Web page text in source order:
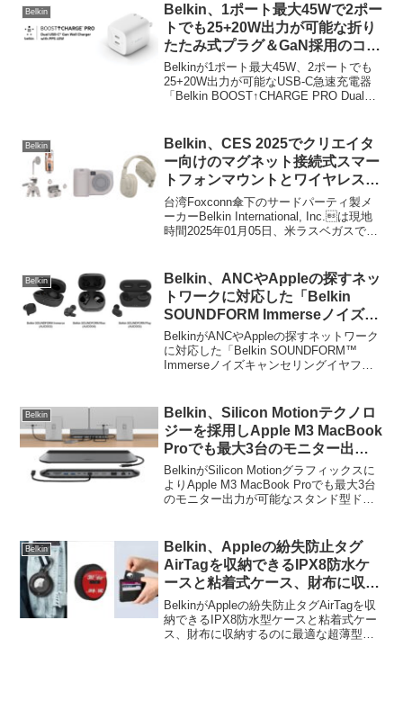
Belkin
Belkin、1ポート最大45Wで2ポー
トでも25+20W出力が可能な折り
たたみ式プラグ＆GaN採用のコン
パクトな2ポートUSB-C急速充電
器を発売。
Belkinが1ポート最大45W、2ポートでも
25+20W出力が可能なUSB-C急速充電器
「Belkin BOOST↑CHARGE PRO Dual
Belkin
Belkin、CES 2025でクリエイタ
ー向けのマグネット接続式スマー
トフォンマウントとワイヤレスマ
イクやiPhoneをデジタルカメラ
のようにできるバッテリー搭載の
スマートフォングリップなどを発
台湾Foxconn傘下のサードパーティ製メ
ーカーBelkin International, Inc.は現地
時間2025年01月05日、米ラスベガスで01
SoundFormから今年発売する新製品を発
表しています
Belkin
Belkin、ANCやAppleの探すネッ
トワークに対応した「Belkin
SOUNDFORM Immerseノイズキ
ャンセリングイヤフォン」などを
発売。
BelkinがANCやAppleの探すネットワーク
に対応した「Belkin SOUNDFORM™
Immerseノイズキャンセリングイヤフォ
Belkin
Belkin、Silicon Motionテクノロ
ジーを採用しApple M3 MacBook
Proでも最大3台のモニター出力
が可能なスタンド型ドッキングス
テーション「Belkin ユニバーサ
ル USB-C 11-in-1 Pro Dock」を
BelkinがSilicon Motionグラフィックスに
よりApple M3 MacBook Proでも最大3台
のモニター出力が可能なスタンド型ドッ
Belkin
Belkin、Appleの紛失防止タグ
AirTagを収納できるIPX8防水ケ
ースと粘着式ケース、財布に収納
するのに最適な超薄型カードケー
スを発売。
BelkinがAppleの紛失防止タグAirTagを収
納できるIPX8防水型ケースと粘着式ケー
ス、財布に収納するのに最適な超薄型カ